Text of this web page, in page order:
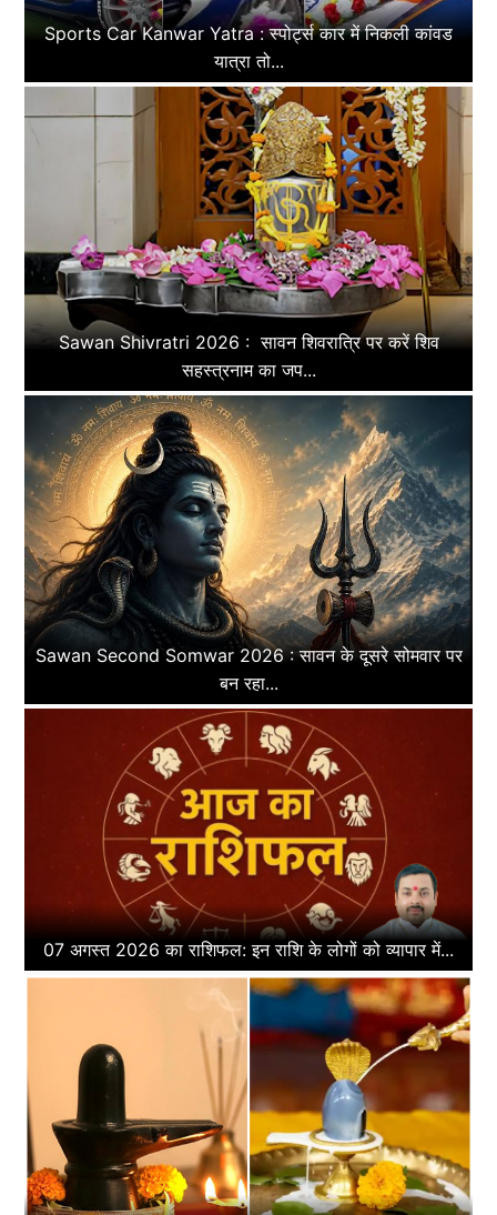
Sports Car Kanwar Yatra : स्पोर्ट्स कार में निकली कांवड
यात्रा तो...
Sawan Shivratri 2026 : सावन शिवरात्रि पर करें शिव
सहस्त्रनाम का जप...
Sawan Second Somwar 2026 : सावन के दूसरे सोमवार पर
बन रहा...
07 अगस्त 2026 का राशिफल: इन राशि के लोगों को व्यापार में...